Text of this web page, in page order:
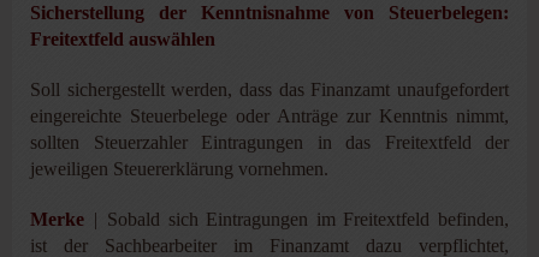
Sicherstellung der Kenntnisnahme von Steuerbelegen:
Freitextfeld auswählen
Soll sichergestellt werden, dass das Finanzamt unaufgefordert
eingereichte Steuerbelege oder Anträge zur Kenntnis nimmt,
sollten Steuerzahler Eintragungen in das Freitextfeld der
jeweiligen Steuererklärung vornehmen.
Merke | Sobald sich Eintragungen im Freitextfeld befinden,
ist der Sachbearbeiter im Finanzamt dazu verpflichtet,